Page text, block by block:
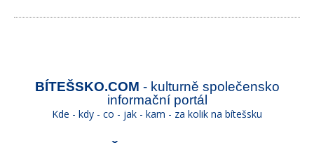
BÍTEŠSKO.COM - kulturně společensko
informační portál
Kde - kdy - co - jak - kam - za kolik na bítešsku